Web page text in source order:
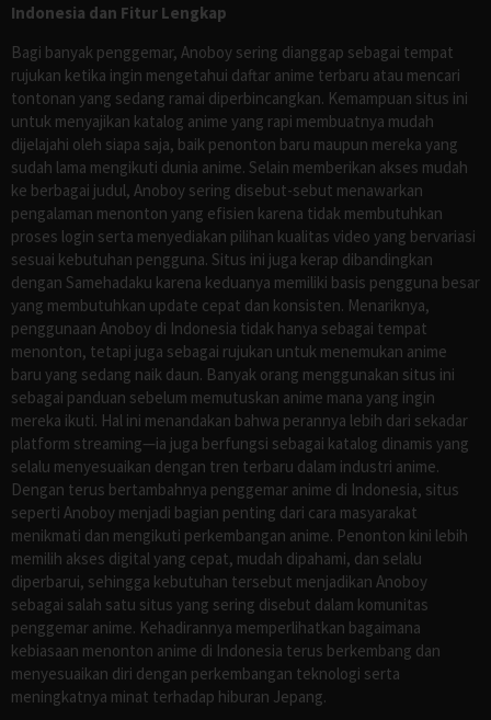
Indonesia dan Fitur Lengkap
Bagi banyak penggemar, Anoboy sering dianggap sebagai tempat
rujukan ketika ingin mengetahui daftar anime terbaru atau mencari
tontonan yang sedang ramai diperbincangkan. Kemampuan situs ini
untuk menyajikan katalog anime yang rapi membuatnya mudah
dijelajahi oleh siapa saja, baik penonton baru maupun mereka yang
sudah lama mengikuti dunia anime. Selain memberikan akses mudah
ke berbagai judul, Anoboy sering disebut-sebut menawarkan
pengalaman menonton yang efisien karena tidak membutuhkan
proses login serta menyediakan pilihan kualitas video yang bervariasi
sesuai kebutuhan pengguna. Situs ini juga kerap dibandingkan
dengan Samehadaku karena keduanya memiliki basis pengguna besar
yang membutuhkan update cepat dan konsisten. Menariknya,
penggunaan Anoboy di Indonesia tidak hanya sebagai tempat
menonton, tetapi juga sebagai rujukan untuk menemukan anime
baru yang sedang naik daun. Banyak orang menggunakan situs ini
sebagai panduan sebelum memutuskan anime mana yang ingin
mereka ikuti. Hal ini menandakan bahwa perannya lebih dari sekadar
platform streaming—ia juga berfungsi sebagai katalog dinamis yang
selalu menyesuaikan dengan tren terbaru dalam industri anime.
Dengan terus bertambahnya penggemar anime di Indonesia, situs
seperti Anoboy menjadi bagian penting dari cara masyarakat
menikmati dan mengikuti perkembangan anime. Penonton kini lebih
memilih akses digital yang cepat, mudah dipahami, dan selalu
diperbarui, sehingga kebutuhan tersebut menjadikan Anoboy
sebagai salah satu situs yang sering disebut dalam komunitas
penggemar anime. Kehadirannya memperlihatkan bagaimana
kebiasaan menonton anime di Indonesia terus berkembang dan
menyesuaikan diri dengan perkembangan teknologi serta
meningkatnya minat terhadap hiburan Jepang.